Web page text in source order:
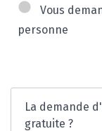
Vous
personne
La demande
gratuite ?